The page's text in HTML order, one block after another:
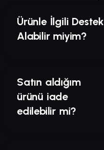
Ürünle İlgili Destek
Alabilir miyim?
Satın aldığım
ürünü iade
edilebilir mi?